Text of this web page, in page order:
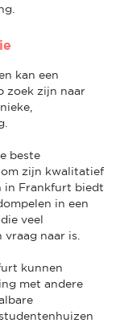
kan een
zoek zijn naar
beste
zijn kwalitatief
in Frankfurt biedt
in een
veel
naar is.
kunnen
met andere